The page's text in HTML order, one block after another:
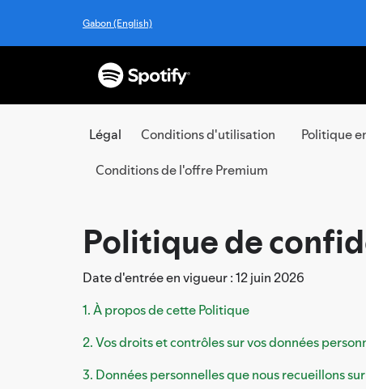
Gabon (English)
Légal Conditions d'utilisation Politique
Conditions de l'offre Premium
Politique de
Date d'entrée en vigueur : 12 juin 2026
1. À propos de cette Politique
2. Vos droits et contrôles sur vos données
3. Données personnelles que nous recueillons